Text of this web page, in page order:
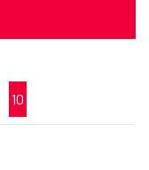
10